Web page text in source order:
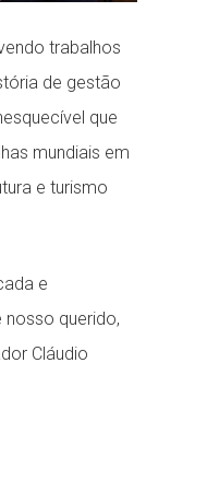
trabalhos
de gestão
que
mundiais em
e turismo
e
querido,
Cláudio